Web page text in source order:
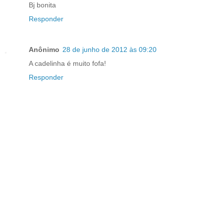
Bj bonita
Responder
Anônimo 28 de junho de 2012 às 09:20
A cadelinha é muito fofa!
Responder